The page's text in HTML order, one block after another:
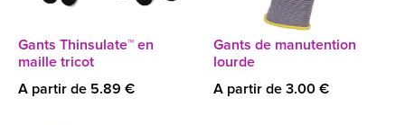
Gants Thinsulate™ en
maille tricot
A partir de 5.89 €
Gants de manutention
lourde
A partir de 3.00 €